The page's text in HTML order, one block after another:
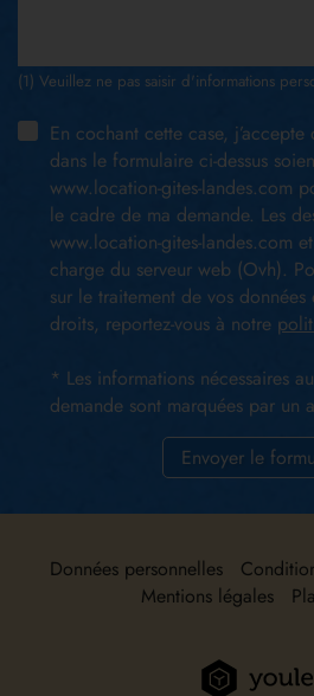
(1) Veuillez ne pas saisir d'informations
En cochant cette case,
dans le formulaire ci-dessus
www.location-gites-landes.com
le cadre de ma demande. Les
www.location-gites-landes.com
charge du serveur web (Ovh).
sur le traitement de vos
droits, reportez-vous à notre
* Les informations nécessaires
demande sont marquées par un
Envoyer le
Données personnelles
Mentions légales